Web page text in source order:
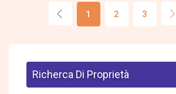
1 2 3
Richerca Di Proprietà